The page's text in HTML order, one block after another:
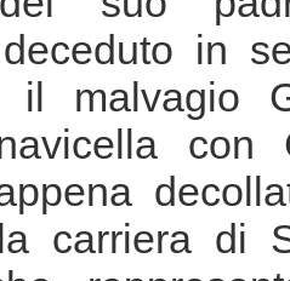
in
il malvagio
con
carriera di